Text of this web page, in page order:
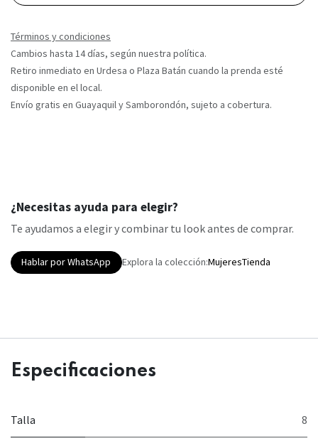
Términos y condiciones
Cambios hasta 14 días, según nuestra política.
Retiro inmediato en Urdesa o Plaza Batán cuando la prenda esté
disponible en el local.
Envío gratis en Guayaquil y Samborondón, sujeto a cobertura.
¿Necesitas ayuda para elegir?
Te ayudamos a elegir y combinar tu look antes de comprar.
Hablar por WhatsApp Explora la colección:MujeresTienda
Especificaciones
Talla 8